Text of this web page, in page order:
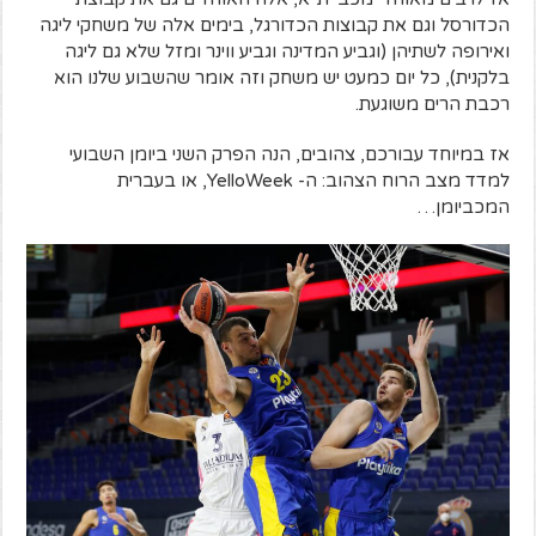
הכדורסל וגם את קבוצות הכדורגל, בימים אלה של משחקי ליגה
ואירופה לשתיהן (וגביע המדינה וגביע ווינר ומזל שלא גם ליגה
בלקנית), כל יום כמעט יש משחק וזה אומר שהשבוע שלנו הוא
רכבת הרים משוגעת.
אז במיוחד עבורכם, צהובים, הנה הפרק השני ביומן השבועי
למדד מצב הרוח הצהוב: ה- YelloWeek, או בעברית
המכביומן…